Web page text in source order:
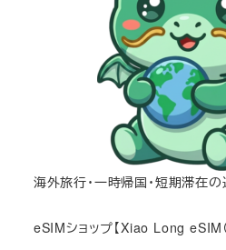
海外旅行・一時帰国・短期滞在の
eSIMショップ【Xiao Long eSIM